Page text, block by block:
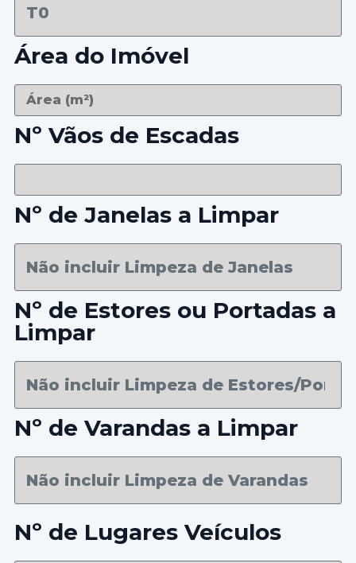
Área do Imóvel
Nº Vãos de Escadas
Nº de Janelas a Limpar
Nº de Estores ou Portadas a
Limpar
Nº de Varandas a Limpar
Nº de Lugares Veículos